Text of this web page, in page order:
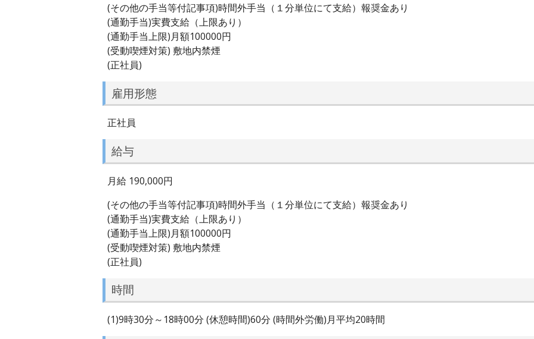
(その他の手当等付記事項)時間外手当（１分単位にて支給）報奨金あり
(通勤手当)実費支給（上限あり）
(通勤手当上限)月額100000円
(受動喫煙対策) 敷地内禁煙
(正社員)
雇用形態
正社員
給与
月給 190,000円
(その他の手当等付記事項)時間外手当（１分単位にて支給）報奨金あり
(通勤手当)実費支給（上限あり）
(通勤手当上限)月額100000円
(受動喫煙対策) 敷地内禁煙
(正社員)
時間
(1)9時30分～18時00分 (休憩時間)60分 (時間外労働)月平均20時間